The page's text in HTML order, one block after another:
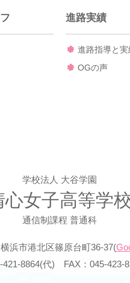
進路実績
進路指導と実
OGの声
学校法人 大谷学園
心女子高等学校
通信制課程 普通科
浜市港北区篠原台町36-37(
421-8864(代) FAX：045-423-